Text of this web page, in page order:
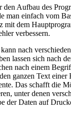
den Aufbau des
man einfach vom
mit dem
verbessern.
nach
lassen sich nach
nach einem
ganzen Text einer
Das schafft die
unter denen
der Daten auf